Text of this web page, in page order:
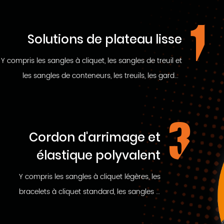
Solutions de plateau lisse
Y compris les sangles à cliquet, les sangles de treuil et
les sangles de conteneurs, les treuils, les gardes
d'angle et de bord, etc.
1
Cordon d'arrimage et
élastique polyvalent
Y compris les sangles à cliquet légères, les
bracelets à cliquet standard, les sangles à
cliquet lourdes, les sangles à cliquet Super
3